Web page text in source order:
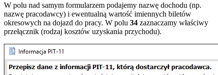
W polu nad samym formularzem podajemy nazwę dochodu (np.
nazwę pracodawcy) i ewentualną wartość imiennych biletów
okresowych na dojazd do pracy. W polu 34 zaznaczamy właściwy
przełącznik (rodzaj kosztów uzyskania przychodu).